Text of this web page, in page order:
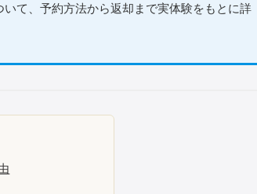
いて、予約方法から返却まで実体験をもとに詳